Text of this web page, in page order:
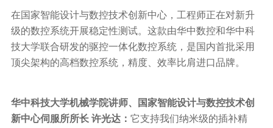
在国家智能设计与数控技术创新中心，工程师正在对新升
级的数控系统开展稳定性测试。这款由华中数控和华中科
技大学联合研发的驱控一体化数控系统，是国内首批采用
顶尖架构的高档数控系统，精度、效率比肩进口品牌。
华中科技大学机械学院讲师、国家智能设计与数控技术创
新中心伺服所所长 许光达： 它支持我们纳米级的插补精